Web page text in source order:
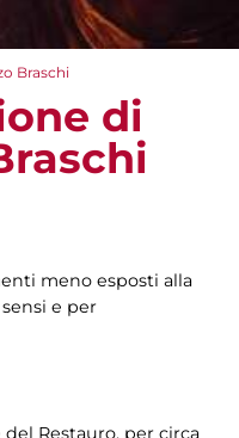
Braschi
di
meno esposti alla
e per
Restauro, per circa